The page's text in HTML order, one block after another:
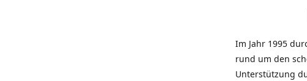
Im Jahr 1995
rund um den
Unterstützung